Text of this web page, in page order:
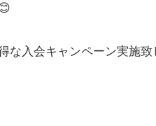
な入会キャンペーン実施致